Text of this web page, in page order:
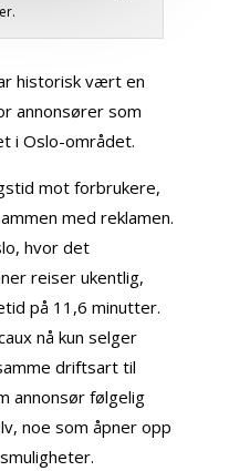
historisk vært en
annonsører som
i Oslo-området.
mot forbrukere,
med reklamen.
hvor det
reiser ukentlig,
på 11,6 minutter.
nå kun selger
driftsart til
annonsør følgelig
noe som åpner opp